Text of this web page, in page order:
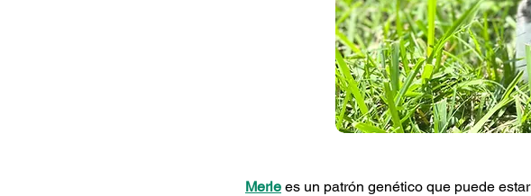
Merle es un patrón genético que puede